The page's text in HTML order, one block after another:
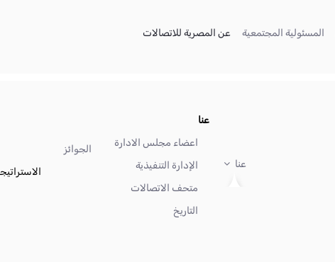
المسئولية المجتمعية
(current) عن المصرية للاتصالات
عنا
عنا
اعضاء مجلس الادارة
الإدارة التنفيذية
متحف الاتصالات
التاريخ
الجوائز